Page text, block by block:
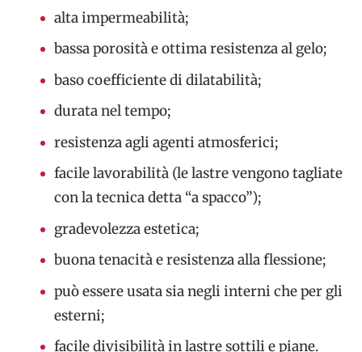
alta impermeabilità;
bassa porosità e ottima resistenza al gelo;
baso coefficiente di dilatabilità;
durata nel tempo;
resistenza agli agenti atmosferici;
facile lavorabilità (le lastre vengono tagliate
con la tecnica detta “a spacco”);
gradevolezza estetica;
buona tenacità e resistenza alla flessione;
può essere usata sia negli interni che per gli
esterni;
facile divisibilità in lastre sottili e piane.